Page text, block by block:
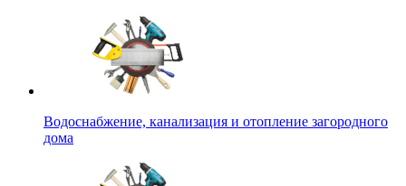
Водоснабжение, канализация и отопление загородного
дома